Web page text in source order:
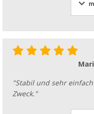
"Stabil und sehr
Zweck."